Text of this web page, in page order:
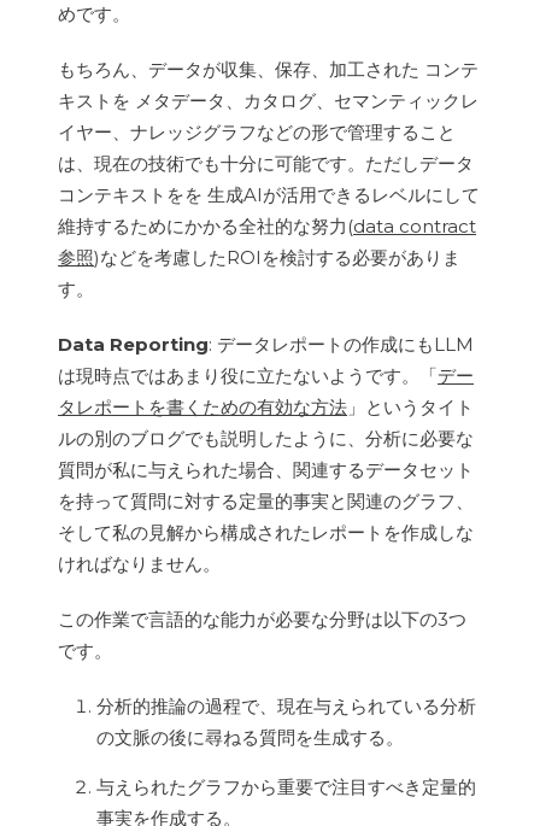
めです。
もちろん、データが収集、保存、加工された コンテ
キストを メタデータ、カタログ、セマンティックレ
イヤー、ナレッジグラフなどの形で管理すること
は、現在の技術でも十分に可能です。ただしデータ
コンテキストをを 生成AIが活用できるレベルにして
維持するためにかかる全社的な努力(data contract
参照)などを考慮したROIを検討する必要がありま
す。
Data Reporting: データレポートの作成にもLLM
は現時点ではあまり役に立たないようです。「デー
タレポートを書くための有効な方法 」というタイト
ルの別のブログでも説明したように、分析に必要な
質問が私に与えられた場合、関連するデータセット
を持って質問に対する定量的事実と関連のグラフ、
そして私の見解から構成されたレポートを作成しな
ければなりません。
この作業で言語的な能力が必要な分野は以下の3つ
です。
分析的推論の過程で、現在与えられている分析
の文脈の後に尋ねる質問を生成する。
与えられたグラフから重要で注目すべき定量的
事実を作成する。